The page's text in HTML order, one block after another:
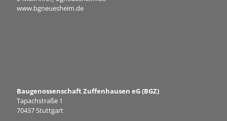
www.bgneuesheim.de
Baugenossenschaft Zuffenhausen eG (BGZ)
Tapachstraße 1
70437 Stuttgart